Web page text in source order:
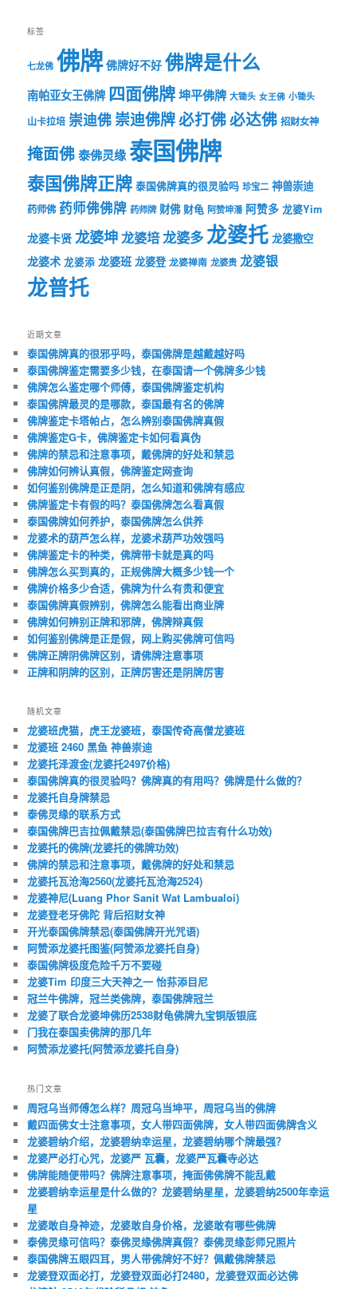
标签
七龙佛 佛牌 佛牌好不好 佛牌是什么
南帕亚女王佛牌 四面佛牌坤平佛牌 大锄头 女王佛 小锄头
山卡拉培 崇迪佛崇迪佛牌必打佛必达佛 招财女神
掩面佛泰佛灵缘泰国佛牌
泰国佛牌正牌 泰国佛牌真的很灵验吗 珍宝二 神兽崇迪
药师佛 药师佛佛牌 药师牌 财佛 财龟 阿赞坤潘 阿赞多 龙婆Yim
龙婆卡贤 龙婆坤龙婆培 龙婆多龙婆托 龙婆撒空
龙婆术 龙婆添 龙婆班 龙婆登 龙婆禅南 龙婆贵 龙婆银
龙普托
近期文章
泰国佛牌真的很邪乎吗，泰国佛牌是越戴越好吗
泰国佛牌鉴定需要多少钱，在泰国请一个佛牌多少钱
佛牌怎么鉴定哪个师傅，泰国佛牌鉴定机构
泰国佛牌最灵的是哪款，泰国最有名的佛牌
佛牌鉴定卡塔帕占，怎么辨别泰国佛牌真假
佛牌鉴定G卡，佛牌鉴定卡如何看真伪
佛牌的禁忌和注意事项，戴佛牌的好处和禁忌
佛牌如何辨认真假，佛牌鉴定网查询
如何鉴别佛牌是正是阴，怎么知道和佛牌有感应
佛牌鉴定卡有假的吗？泰国佛牌怎么看真假
泰国佛牌如何养护，泰国佛牌怎么供养
龙婆术的葫芦怎么样，龙婆术葫芦功效强吗
佛牌鉴定卡的种类，佛牌带卡就是真的吗
佛牌怎么买到真的，正规佛牌大概多少钱一个
佛牌价格多少合适，佛牌为什么有贵和便宜
泰国佛牌真假辨别，佛牌怎么能看出商业牌
佛牌如何辨别正牌和邪牌，佛牌辩真假
如何鉴别佛牌是正是假，网上购买佛牌可信吗
佛牌正牌阴佛牌区别，请佛牌注意事项
正牌和阴牌的区别，正牌厉害还是阴牌厉害
随机文章
龙婆班虎猫，虎王龙婆班，泰国传奇高僧龙婆班
龙婆班 2460 黑鱼 神兽崇迪
龙婆托泽渡金(龙婆托2497价格)
泰国佛牌真的很灵验吗？佛牌真的有用吗？佛牌是什么做的？
龙婆托自身牌禁忌
泰佛灵缘的联系方式
泰国佛牌巴吉拉佩戴禁忌(泰国佛牌巴拉吉有什么功效)
龙婆托的佛牌(龙婆托的佛牌功效)
佛牌的禁忌和注意事项，戴佛牌的好处和禁忌
龙婆托瓦沧海2560(龙婆托瓦沧海2524)
龙婆神尼(Luang Phor Sanit Wat Lambualoi)
龙婆登老牙佛陀 背后招财女神
开光泰国佛牌禁忌(泰国佛牌开光咒语)
阿赞添龙婆托图鉴(阿赞添龙婆托自身)
泰国佛牌极度危险千万不要碰
龙婆Tim 印度三大天神之一 怡荪添目尼
冠兰牛佛牌，冠兰类佛牌，泰国佛牌冠兰
龙婆了联合龙婆坤佛历2538财龟佛牌九宝铜版银底
门我在泰国卖佛牌的那几年
阿赞添龙婆托(阿赞添龙婆托自身)
热门文章
周冠乌当师傅怎么样？周冠乌当坤平，周冠乌当的佛牌
戴四面佛女士注意事项，女人带四面佛牌，女人带四面佛牌含义
龙婆碧纳介绍，龙婆碧纳幸运星，龙婆碧纳哪个牌最强？
龙婆严必打心咒，龙婆严 瓦囊，龙婆严瓦囊寺必达
佛牌能随便带吗？佛牌注意事项，掩面佛佛牌不能乱戴
龙婆碧纳幸运星是什么做的？龙婆碧纳星星，龙婆碧纳2500年幸运
星
龙婆敢自身神迹，龙婆敢自身价格，龙婆敢有哪些佛牌
泰佛灵缘可信吗？泰佛灵缘佛牌真假？泰佛灵缘彭师兄照片
泰国佛牌五眼四耳，男人带佛牌好不好？佩戴佛牌禁忌
龙婆登双面必打，龙婆登双面必打2480，龙婆登双面必达佛